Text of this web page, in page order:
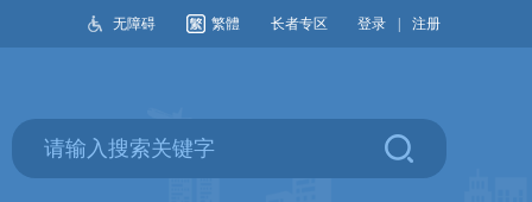
无障碍 繁體 长者专区 登录 注册